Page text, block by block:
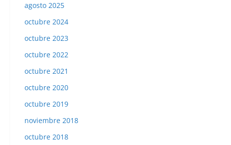
agosto 2025
octubre 2024
octubre 2023
octubre 2022
octubre 2021
octubre 2020
octubre 2019
noviembre 2018
octubre 2018